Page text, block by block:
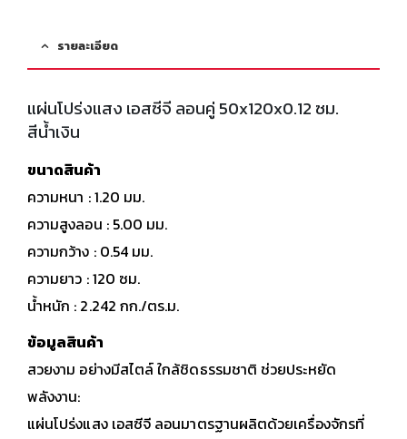
รายละเอียด
แผ่นโปร่งแสง เอสซีจี ลอนคู่ 50x120x0.12 ซม.
สีน้ำเงิน
ขนาดสินค้า
ความหนา : 1.20 มม.
ความสูงลอน : 5.00 มม.
ความกว้าง : 0.54 มม.
ความยาว : 120 ซม.
น้ำหนัก : 2.242 กก./ตร.ม.
ข้อมูลสินค้า
สวยงาม อย่างมีสไตล์ ใกล้ชิดธรรมชาติ ช่วยประหยัด
พลังงาน:
แผ่นโปร่งแสง เอสซีจี ลอนมาตรฐานผลิตด้วยเครื่องจักรที่